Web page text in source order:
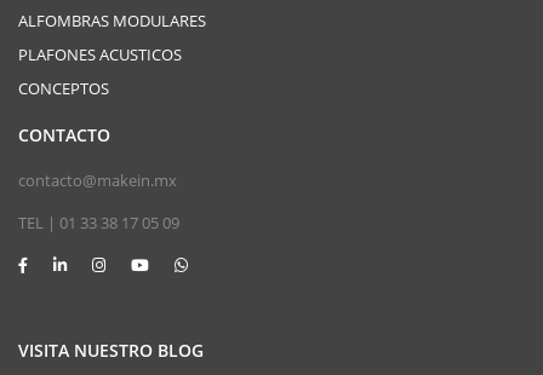
ALFOMBRAS MODULARES
PLAFONES ACUSTICOS
CONCEPTOS
CONTACTO
contacto@makein.mx
TEL | 01 33 38 17 05 09
VISITA NUESTRO BLOG